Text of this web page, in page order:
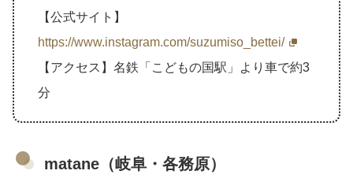
【公式サイト】
https://www.instagram.com/suzumiso_bettei/
【アクセス】名鉄「こどもの国駅」より車で約3
分
matane（岐阜・各務原）